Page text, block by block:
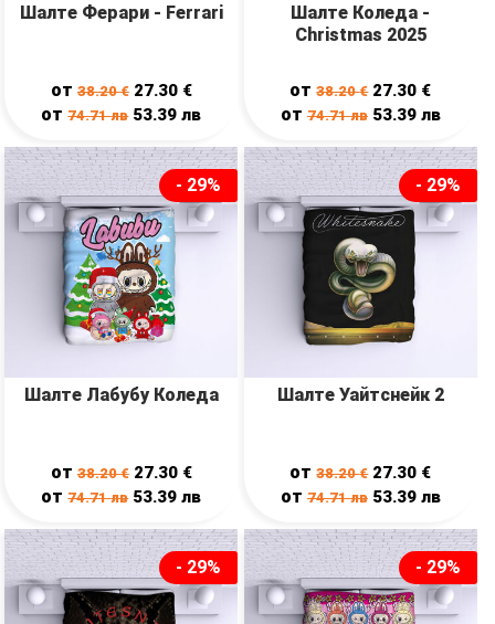
Шалте Ферари - Ferrari
от38.20€ 27.30 €
от74.71лв 53.39лв
Шалте Коледа -
Christmas 2025
от38.20€ 27.30 €
от 74.71лв 53.39 лв
- 29%
Шалте Лабубу Коледа
от38.20€ 27.30 €
от74.71лв 53.39лв
- 29%
Шалте Уайтснейк 2
от38.20€ 27.30 €
от 74.71лв 53.39 лв
- 29% - 29%